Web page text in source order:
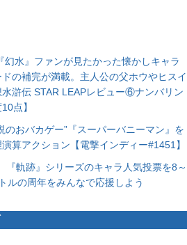
水』ファンが見たかった懐かしキャラ
の補完が満載。主人公の父ホウやヒスイ
滸伝 STAR LEAPレビュー⑥ナンバリン
点】
のおバカゲー”『スーパーバニーマン』を
算アクション【電撃インディー#1451】
『軌跡』シリーズのキャラ人気投票を8～
ルの周年をみんなで応援しよう